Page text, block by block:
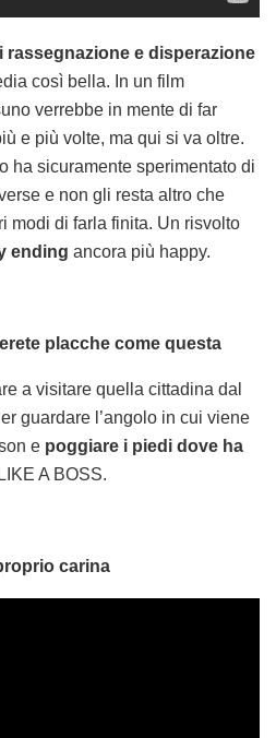
rassegnazione e disperazione
così bella. In un film
verrebbe in mente di far
e più volte, ma qui si va oltre.
ha sicuramente sperimentato di
e non gli resta altro che
modi di farla finita. Un risvolto
ending ancora più happy.
placche come questa
a visitare quella cittadina dal
guardare l’angolo in cui viene
e poggiare i piedi dove ha
A BOSS.
carina